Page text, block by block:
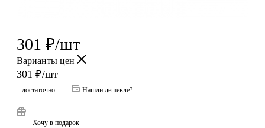
301 ₽/шт
Варианты цен
301 ₽/шт
достаточно Нашли дешевле?
Хочу в подарок